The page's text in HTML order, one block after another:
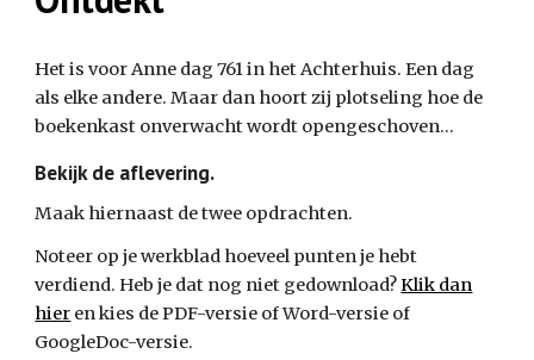
Het is voor Anne dag 761 in het Achterhuis. Een dag
als elke andere. Maar dan hoort zij plotseling hoe de
boekenkast onverwacht wordt opengeschoven…
Bekijk de aflevering.
Maak hiernaast de twee opdrachten.
Noteer opje werkblad hoeveel punten je hebt
verdiend. Heb je dat nog niet gedownload?Klik dan
hier en kies de PDF-versie of Word-versie of
GoogleDoc-versie.